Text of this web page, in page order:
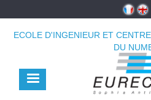
principal
ECOLE D'INGENIEUR ET
DU